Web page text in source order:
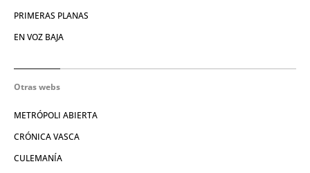
PRIMERAS PLANAS
EN VOZ BAJA
Otras webs
METRÓPOLI ABIERTA
CRÓNICA VASCA
CULEMANÍA